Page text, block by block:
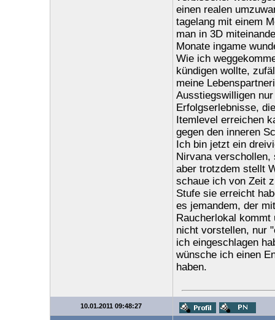
einen realen
tagelang mit einem
man in 3D
Monate ingame
Wie ich
kündigen wollte,
meine
Ausstiegswilligen
Erfolgserlebnisse,
Itemlevel erreichen
gegen den inneren
Ich bin jetzt ein
Nirvana verschollen,
aber trotzdem stellt
schaue ich von Zeit
Stufe sie erreicht
es jemandem, der
Raucherlokal
nicht vorstellen, nur
ich eingeschlagen
wünsche ich einen
haben.
10.01.2011 09:48:27